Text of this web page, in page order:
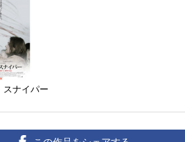
スナイパー